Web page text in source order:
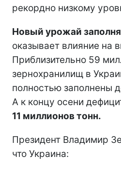
рекордно низкому
Новый урожай
оказывает влияние на
Приблизительно 59
зернохранилищ в
полностью заполнены
А к концу осени
11 миллионов тонн.
Президент Владимир
что Украина: